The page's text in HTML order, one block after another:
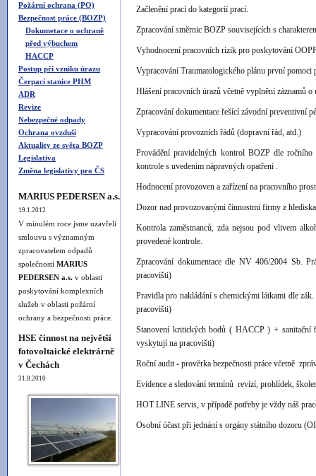
Požární ochrana (PO)
Bezpečnost práce (BOZP)
Dokumetace o ochraně
před výbuchem
HACCP
Postup při vzniku úrazu
Čerpací stanice PHM
ADR
Revize
Nebezpečné odpady
Ochrana ovzduší
Aktuality ze světa BOZP
Legislativa
Změna legislativy pro ČS
MARIUS PEDERSEN a.s.
19.1.2012
V minulém roce jsme uzavřeli
smlouvu s významným
zpracovatelem odpadů
společností MARIUS
PEDERSEN a.s. v oblasti
poskytování komplexních
služeb v oblasti požární
ochrany a bezpečnosti práce.
HSE činnost na největší
fotovoltaické elektrárně
v Čechách
31.8.2010
Začlenění prací do kategorií prací.
Zpracování směrnic BOZP souvisejících s
Vyhodnocení pracovních rizik pro poskytování
Vypracování Traumatologického plánu první pomoci
Hlášení pracovních úrazů včetně vyplnění záznamů
Zpracování dokumentace řešící závodní preventivní
Vypracování provozních řádů (dopravní řád, atd.)
Provádění pravidelných kontrol BOZP dle
kontrole s uvedením nápravných opatření .
Hodnocení provozoven a zařízení na pracovního
Dozor nad provozovanými činnostmi firmy z
Kontrola zaměstnanců, zda nejsou pod vlivem
provedené kontrole.
Zpracování dokumentace dle NV 406/2004 Sb.
pracovišti)
Pravidla pro nakládání s chemickými látkami dle
pracovišti)
Stanovení kritických bodů ( HACCP ) +
vyskytují na pracovišti)
Roční audit - prověrka bezpečnosti práce včetně
Evidence a sledování termínů revizí, prohlídek,
HOT LINE servis, v případě potřeby je vždy náš
Osobní účast při jednání s orgány státního dozoru